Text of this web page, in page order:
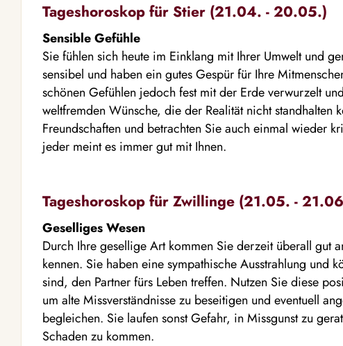
Tageshoroskop für Stier (21.04. - 20.05.)
Sensible Gefühle
Sie fühlen sich heute im Einklang mit Ihrer Umwelt und
sensibel und haben ein gutes Gespür für Ihre
schönen Gefühlen jedoch fest mit der Erde verwurzelt
weltfremden Wünsche, die der Realität nicht standhalten
Freundschaften und betrachten Sie auch einmal wieder
jeder meint es immer gut mit Ihnen.
Tageshoroskop für Zwillinge (21.05. -
Geselliges Wesen
Durch Ihre gesellige Art kommen Sie derzeit überall gut
kennen. Sie haben eine sympathische Ausstrahlung und
sind, den Partner fürs Leben treffen. Nutzen Sie diese
um alte Missverständnisse zu beseitigen und eventuell
begleichen. Sie laufen sonst Gefahr, in Missgunst zu
Schaden zu kommen.